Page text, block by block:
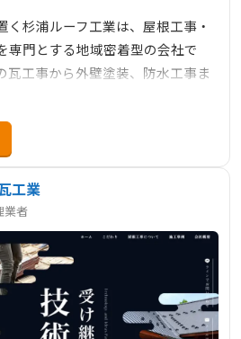
く杉浦ルーフ工業は、屋根工事・
専門とする地域密着型の会社で
瓦工事から外壁塗装、防水工事ま
市、大津市を中心に滋賀県全域
工実績により安心できる住まい
。小さな修理から大規模なリフォ
に関することなら何でもご相談く
工業
業者